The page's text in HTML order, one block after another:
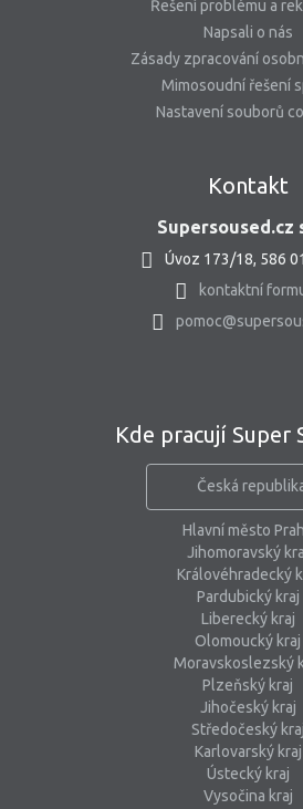
Řešení problému a
Napsali o nás
Zásady zpracování
Mimosoudní řešení
Nastavení souborů
Kontakt
Supersoused.cz
Úvoz 173/18, 586
kontaktní
Kde pracují Super
Česká
Hlavní město
Jihomoravský
Královéhradecký
Pardubický kraj
Liberecký kraj
Olomoucký kraj
Moravskoslezský
Plzeňský kraj
Jihočeský kraj
Středočeský kraj
Karlovarský kraj
Ústecký kraj
Vysočina kraj